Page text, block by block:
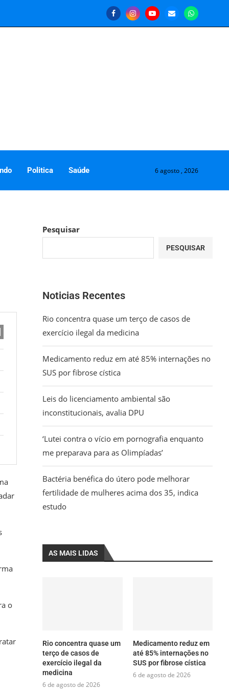
Politica Saúde 6 agosto , 2026
o
Pesquisar
PESQUISAR
Noticias Recentes
Rio concentra quase um terço de casos de
exercício ilegal da medicina
Medicamento reduz em até 85% internações no
SUS por fibrose cística
Leis do licenciamento ambiental são
inconstitucionais, avalia DPU
‘Lutei contra o vício em pornografia enquanto
me preparava para as Olimpíadas’
Bactéria benéfica do útero pode melhorar
fertilidade de mulheres acima dos 35, indica
estudo
AS MAIS LIDAS
Rio concentra quase um
terço de casos de
exercício ilegal da
medicina
6 de agosto de 2026
Medicamento reduz em
até 85% internações no
SUS por fibrose cística
6 de agosto de 2026